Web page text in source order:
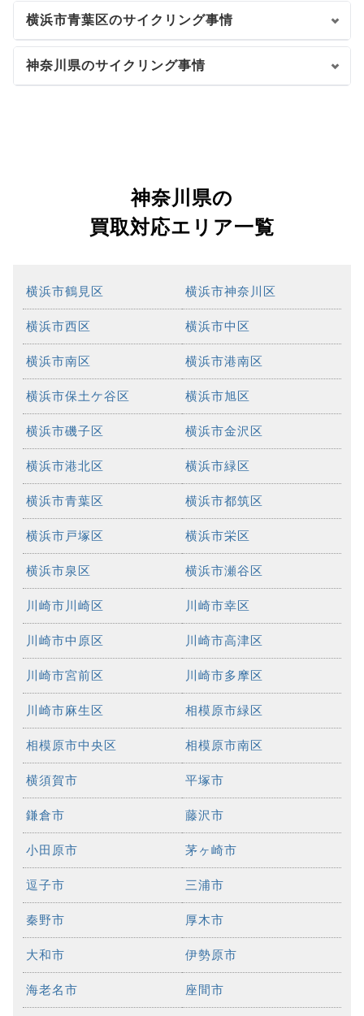
横浜市青葉区のサイクリング事情
神奈川県のサイクリング事情
神奈川県の
買取対応エリア一覧
横浜市鶴見区 横浜市神奈川区
横浜市西区 横浜市中区
横浜市南区 横浜市港南区
横浜市保土ケ谷区 横浜市旭区
横浜市磯子区 横浜市金沢区
横浜市港北区 横浜市緑区
横浜市青葉区 横浜市都筑区
横浜市戸塚区 横浜市栄区
横浜市泉区 横浜市瀬谷区
川崎市川崎区 川崎市幸区
川崎市中原区 川崎市高津区
川崎市宮前区 川崎市多摩区
川崎市麻生区 相模原市緑区
相模原市中央区 相模原市南区
横須賀市 平塚市
鎌倉市 藤沢市
小田原市 茅ヶ崎市
逗子市 三浦市
秦野市 厚木市
大和市 伊勢原市
海老名市 座間市